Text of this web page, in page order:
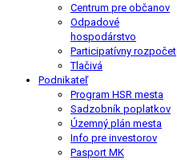
Centrum pre občanov
Odpadové
hospodárstvo
Participatívny rozpočet
Tlačivá
Podnikateľ
Program HSR mesta
Sadzobník poplatkov
Územný plán mesta
Info pre investorov
Pasport MK